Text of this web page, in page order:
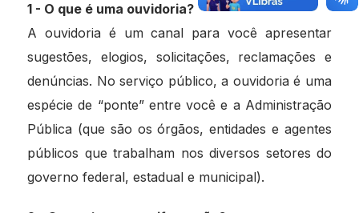
1 - O que é uma ouvidoria?
A ouvidoria é um canal para você apresentar
sugestões, elogios, solicitações, reclamações e
denúncias. No serviço público, a ouvidoria é uma
espécie de “ponte” entre você e a Administração
Pública (que são os órgãos, entidades e agentes
públicos que trabalham nos diversos setores do
governo federal, estadual e municipal).